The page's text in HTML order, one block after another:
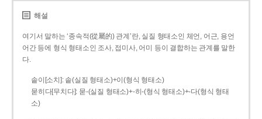
해설
여기서 말하는 ‘종속적(從屬的) 관계’란, 실질 형태소인 체언, 어근, 용언
어간 등에 형식 형태소인 조사, 접미사, 어미 등이 결합하는 관계를 말한
다.
솥이[소치]: 솥(실질 형태소)+이(형식 형태소)
묻히다[무치다]: 묻­-(실질 형태소)+­-히­-(형식 형태소)+-다(형식 형태
소)